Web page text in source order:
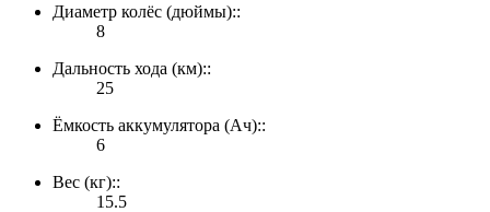
Диаметр колёс (дюймы)::
8
Дальность хода (км)::
25
Ёмкость аккумулятора (Ач)::
6
Вес (кг)::
15.5